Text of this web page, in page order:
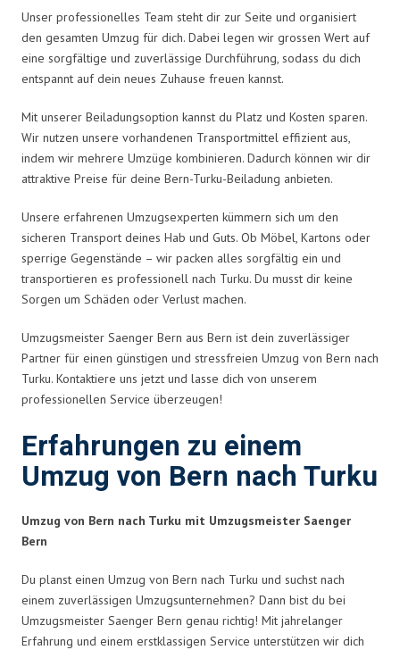
Unser professionelles Team steht dir zur Seite und organisiert
den gesamten Umzug für dich. Dabei legen wir grossen Wert auf
eine sorgfältige und zuverlässige Durchführung, sodass du dich
entspannt auf dein neues Zuhause freuen kannst.
Mit unserer Beiladungsoption kannst du Platz und Kosten sparen.
Wir nutzen unsere vorhandenen Transportmittel effizient aus,
indem wir mehrere Umzüge kombinieren. Dadurch können wir dir
attraktive Preise für deine Bern-Turku-Beiladung anbieten.
Unsere erfahrenen Umzugsexperten kümmern sich um den
sicheren Transport deines Hab und Guts. Ob Möbel, Kartons oder
sperrige Gegenstände – wir packen alles sorgfältig ein und
transportieren es professionell nach Turku. Du musst dir keine
Sorgen um Schäden oder Verlust machen.
Umzugsmeister Saenger Bern aus Bern ist dein zuverlässiger
Partner für einen günstigen und stressfreien Umzug von Bern nach
Turku. Kontaktiere uns jetzt und lasse dich von unserem
professionellen Service überzeugen!
Erfahrungen zu einem
Umzug von Bern nach Turku
Umzug von Bern nach Turku mit Umzugsmeister Saenger
Bern
Du planst einen Umzug von Bern nach Turku und suchst nach
einem zuverlässigen Umzugsunternehmen? Dann bist du bei
Umzugsmeister Saenger Bern genau richtig! Mit jahrelanger
Erfahrung und einem erstklassigen Service unterstützen wir dich